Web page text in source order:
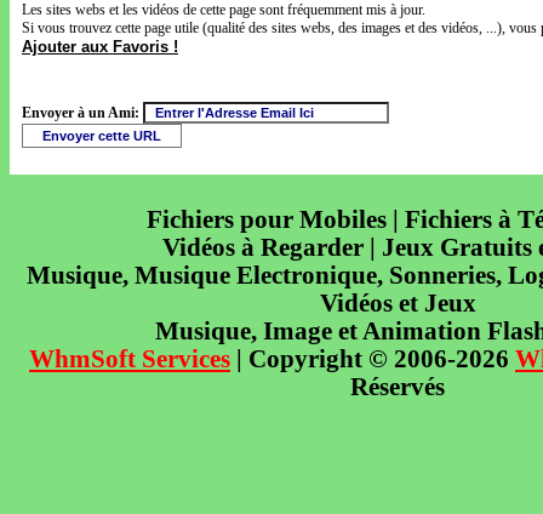
Les sites webs et les vidéos de cette page sont fréquemment mis à jour.
Si vous trouvez cette page utile (qualité des sites webs, des images et des vidéos, ...),
Ajouter aux Favoris !
Envoyer à un Ami:
Fichiers pour Mobiles | Fichiers à
Vidéos à Regarder | Jeux Gratuits
Musique, Musique Electronique, Sonneries,
Vidéos et Jeux
Musique, Image et Animation
WhmSoft Services | Copyright © 2006-2026
Réservés